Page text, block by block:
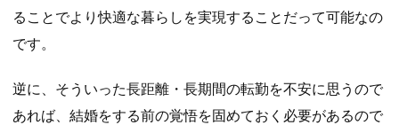
ることでより快適な暮らしを実現することだって可能なの
です。
逆に、そういった長距離・長期間の転勤を不安に思うので
あれば、結婚をする前の覚悟を固めておく必要があるので